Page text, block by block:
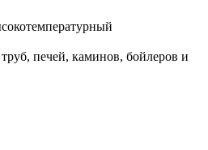
печей, каминов, бойлеров и